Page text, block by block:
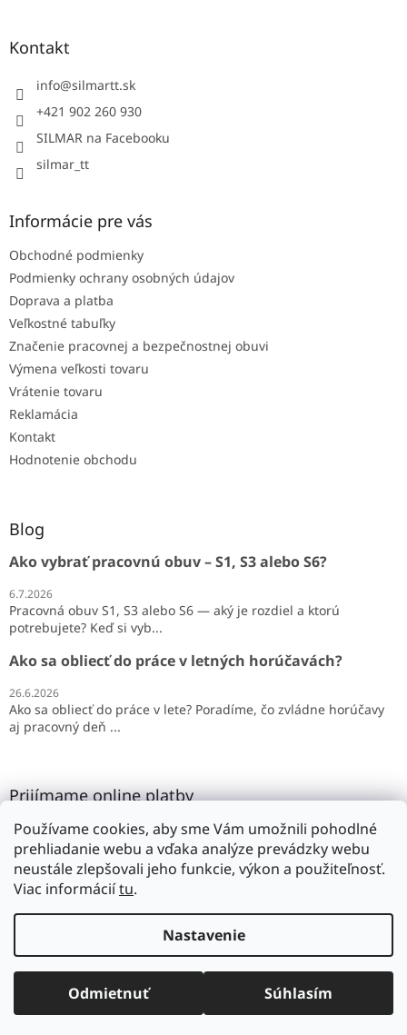
Používame cookies, aby sme Vám umožnili pohodlné
prehliadanie webu a vďaka analýze prevádzky webu
neustále zlepšovali jeho funkcie, výkon a použiteľnosť.
Viac informáciítu.
Nastavenie
Odmietnuť Súhlasím
Kontakt
info@silmartt.sk
+421 902 260 930
SILMAR na Facebooku
silmar_tt
Informácie pre vás
Obchodné podmienky
Podmienky ochrany osobných údajov
Doprava a platba
Veľkostné tabuľky
Značenie pracovnej a bezpečnostnej obuvi
Výmena veľkosti tovaru
Vrátenie tovaru
Reklamácia
Kontakt
Hodnotenie obchodu
Blog
Ako vybrať pracovnú obuv – S1, S3 alebo S6?
6.7.2026
Pracovná obuv S1, S3 alebo S6 — aký je rozdiel a ktorú
potrebujete? Keď si vyb...
Ako sa obliecť do práce v letných horúčavách?
26.6.2026
Ako sa obliecť do práce v lete? Poradíme, čo zvládne horúčavy
aj pracovný deň ...
Prijímame online platby
Copyright 2026SILMAR. Všetky práva vyhradené.Upraviť
nastavenie cookies